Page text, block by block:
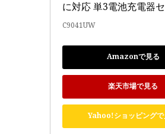
に対応 単3電池充電器
C9041UW
Amazonで見る
楽天市場で見る
Yahoo!ショッピングで